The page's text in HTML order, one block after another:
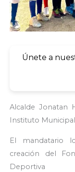
Únete a
Alcalde Jonatan
Instituto
El mandatario
creación del
Deportiva